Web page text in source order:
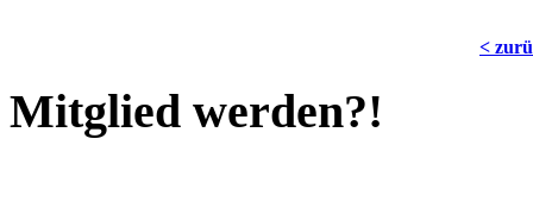
<
Mitglied werden?!